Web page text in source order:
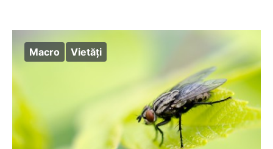
Macro Vietăţi